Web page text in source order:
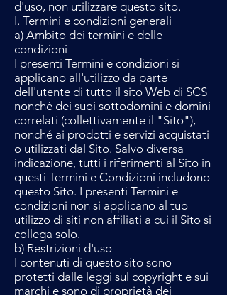
d'uso, non utilizzare questo sito.
I. Termini e condizioni generali
a) Ambito dei termini e delle
condizioni
I presenti Termini e condizioni si
applicano all'utilizzo da parte
dell'utente di tutto il sito Web di SCS
nonché dei suoi sottodomini e domini
correlati (collettivamente il "Sito"),
nonché ai prodotti e servizi acquistati
o utilizzati dal Sito. Salvo diversa
indicazione, tutti i riferimenti al Sito in
questi Termini e Condizioni includono
questo Sito. I presenti Termini e
condizioni non si applicano al tuo
utilizzo di siti non affiliati a cui il Sito si
collega solo.
b) Restrizioni d'uso
I contenuti di questo sito sono
protetti dalle leggi sul copyright e sui
marchi e sono di proprietà dei